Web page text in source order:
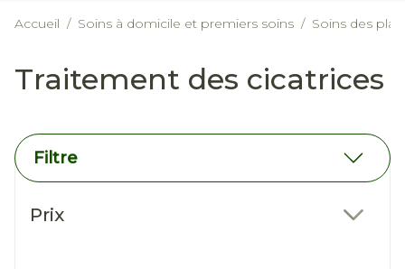
Accueil / Soins à domicile et premiers soins / Soins des
Traitement des cicatrices
Filtre
Prix